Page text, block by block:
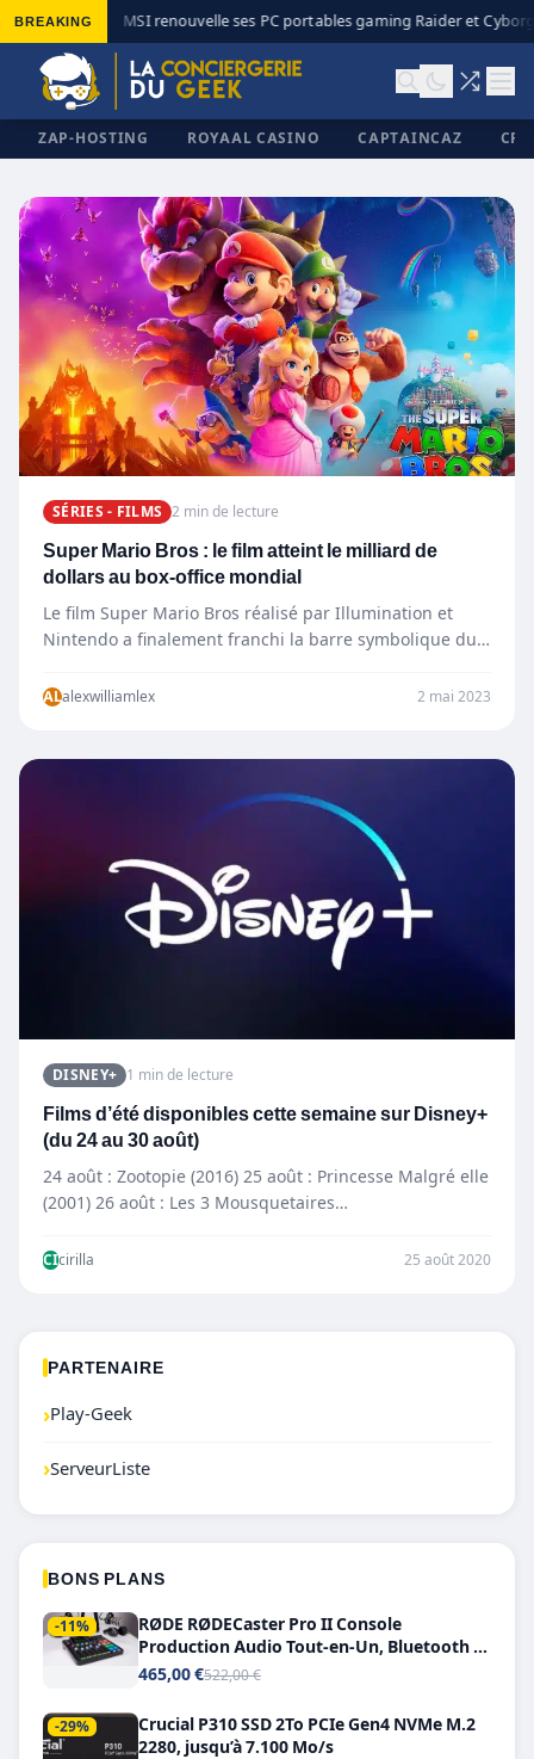
BREAKING MSI renouvelle ses PC portables gaming Raider et
ZAP-HOSTING ROYAAL CASINO CAPTAINCAZ
✕
SÉRIES - FILMS 2 min de lecture
Super Mario Bros : le film atteint le milliard de
dollars au box-office mondial
Le film Super Mario Bros réalisé par Illumination et
Nintendo a finalement franchi la barre symbolique du
ALalexwilliamlex 2 mai 2023
DISNEY+ 1 min de lecture
Films d’été disponibles cette semaine sur Disney+
(du 24 au 30 août)
24 août : Zootopie (2016) 25 août : Princesse Malgré elle
(2001) 26 août : Les 3 Mousquetaires…
CIcirilla 25 août 2020
PARTENAIRE
›Play-Geek
›ServeurListe
BONS PLANS
-11%
RØDE RØDECaster Pro II Console
Production Audio Tout-en-Un, Bluetooth et
Double USB-C
465,00 €522,00 €
-29%
Crucial P310 SSD 2To PCIe Gen4 NVMe M.2
2280, jusqu’à 7.100 Mo/s